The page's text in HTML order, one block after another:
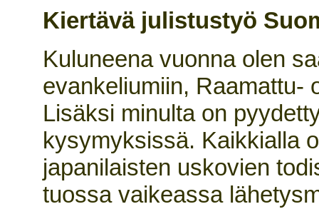
Kiertävä julistustyö
Kuluneena vuonna olen
evankeliumiin, Raamattu-
Lisäksi minulta on
kysymyksissä. Kaikkialla
japanilaisten uskovien
tuossa vaikeassa